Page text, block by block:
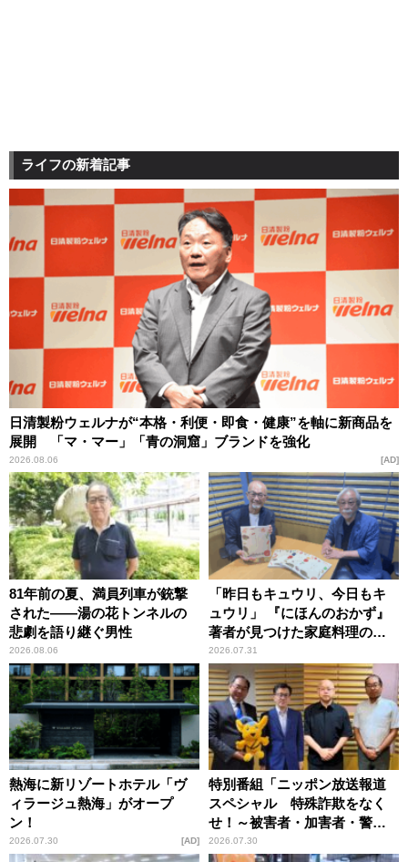
ライフの新着記事
日清製粉ウェルナが“本格・利便・即食・健康”を軸に新商品を
展開 「マ・マー」「青の洞窟」ブランドを強化
2026.08.06 AD
81年前の夏、満員列車が銃撃
された――湯の花トンネルの
悲劇を語り継ぐ男性
2026.08.06
「昨日もキュウリ、今日もキ
ュウリ」 『にほんのおかず』
著者が見つけた家庭料理の知
恵
2026.07.31
熱海に新リゾートホテル「ヴ
ィラージュ熱海」がオープ
ン！
2026.07.30 AD
特別番組「ニッポン放送報道
スペシャル 特殊詐欺をなく
せ！～被害者・加害者・警視
庁が語るトクリュウの実態
2026.07.30